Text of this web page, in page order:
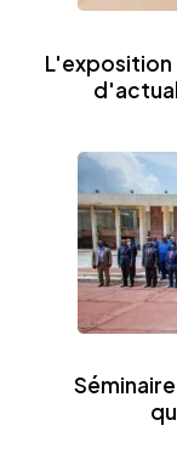
L'exposition